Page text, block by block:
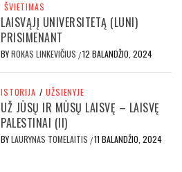
ŠVIETIMAS
LAISVĄJĮ UNIVERSITETĄ (LUNI)
PRISIMENANT
BYROKAS LINKEVIČIUS /12 BALANDŽIO, 2024
ISTORIJA / UŽSIENYJE
UŽ JŪSŲ IR MŪSŲ LAISVĘ – LAISVĘ
PALESTINAI (II)
BYLAURYNAS TOMELAITIS /11 BALANDŽIO, 2024